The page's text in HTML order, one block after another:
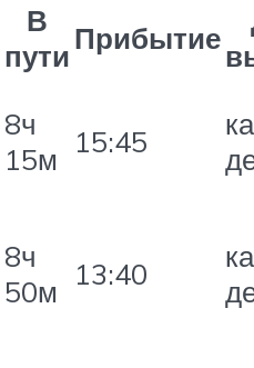
В
путиПрибытие
8ч
15м
15:45
8ч
50м
13:40